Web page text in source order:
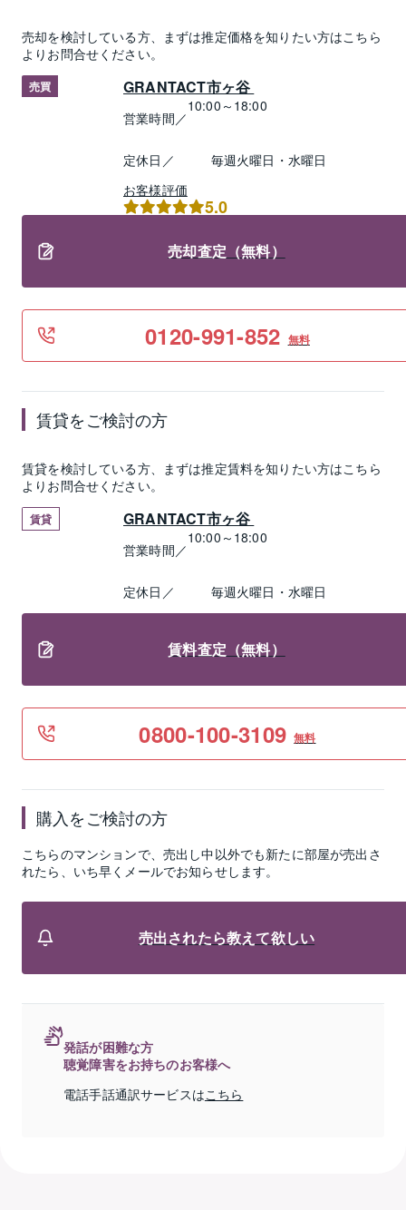
売却を検討している方、まずは推定価格を知りたい方はこちら
よりお問合せください。
売買 GRANTACT市ヶ谷
営業時間／
10:00～18:00
定休日／
毎週火曜日・水曜日
お客様評価
5.0
売却査定（無料）
0120-991-852 無料
賃貸をご検討の方
賃貸を検討している方、まずは推定賃料を知りたい方はこちら
よりお問合せください。
賃貸 GRANTACT市ヶ谷
営業時間／
10:00～18:00
定休日／ 毎週火曜日・水曜日
賃料査定（無料）
0800-100-3109 無料
購入をご検討の方
こちらのマンションで、売出し中以外でも新たに部屋が売出さ
れたら、いち早くメールでお知らせします。
売出されたら教えて欲しい
発話が困難な方
聴覚障害をお持ちのお客様へ
電話手話通訳サービスはこちら